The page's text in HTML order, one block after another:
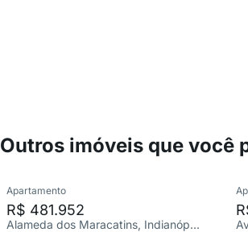
Outros imóveis que você
Apartamento
R$ 481.952
Alameda dos Maracatins, Indianópolis